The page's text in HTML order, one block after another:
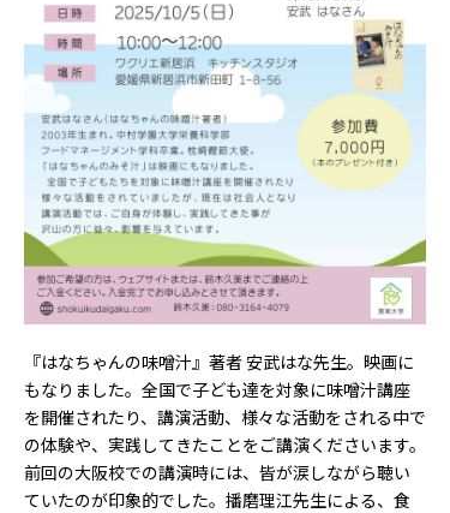
『はなちゃんの味噌汁』著者 安武はな先生。映画に
もなりました。全国で子ども達を対象に味噌汁講座
を開催されたり、講演活動、様々な活動をされる中で
の体験や、実践してきたことをご講演くださいます。
前回の大阪校での講演時には、皆が涙しながら聴い
ていたのが印象的でした。播磨理江先生による、食